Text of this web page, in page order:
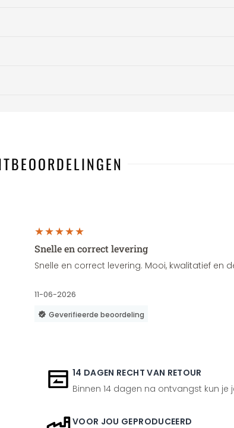
Snelle en correct levering
Snelle en correct levering. Mooi, kwalitatief
11-06-2026
Geverifieerde beoordeling
14 DAGEN RECHT VAN RETOUR
Binnen 14 dagen na ontvangst kun je
VOOR JOU GEPRODUCEERD